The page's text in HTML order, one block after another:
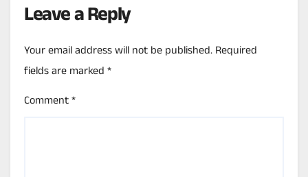
Leave a Reply
Your email address will not be published.Required
fields are marked*
Comment*